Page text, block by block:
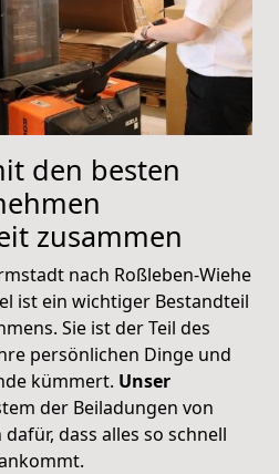
den besten
zusammen
nach Roßleben-Wiehe
ist ein wichtiger Bestandteil
Sie ist der Teil des
persönlichen Dinge und
kümmert. Unser
der Beiladungen von
dass alles so schnell